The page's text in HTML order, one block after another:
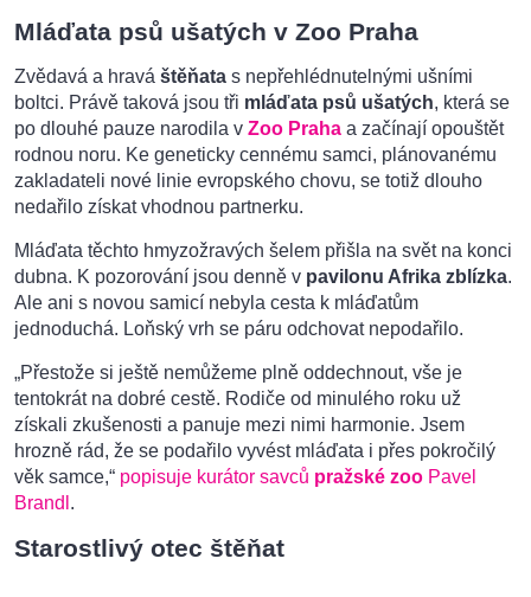
Mláďata psů ušatých v Zoo Praha
Zvědavá a hravá štěňata s nepřehlédnutelnými ušními
boltci. Právě taková jsou tři mláďata psů ušatých, která se
po dlouhé pauze narodila v Zoo Praha a začínají opouštět
rodnou noru. Ke geneticky cennému samci, plánovanému
zakladateli nové linie evropského chovu, se totiž dlouho
nedařilo získat vhodnou partnerku.
Mláďata těchto hmyzožravých šelem přišla na svět na konci
dubna. K pozorování jsou denně v pavilonu Afrika zblízka.
Ale ani s novou samicí nebyla cesta k mláďatům
jednoduchá. Loňský vrh se páru odchovat nepodařilo.
„Přestože si ještě nemůžeme plně oddechnout, vše je
tentokrát na dobré cestě. Rodiče od minulého roku už
získali zkušenosti a panuje mezi nimi harmonie. Jsem
hrozně rád, že se podařilo vyvést mláďata i přes pokročilý
věk samce,“ popisuje kurátor savců pražské zoo Pavel
Brandl .
Starostlivý otec štěňat